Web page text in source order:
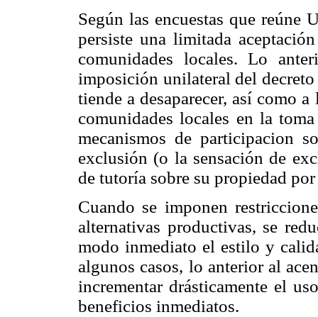
Según las encuestas que reúne
persiste una limitada
comunidades locales. Lo
imposición unilateral del
tiende a desaparecer, así como
comunidades locales en la
mecanismos de participacion
exclusión (o la sensación de
de tutoría sobre su propiedad
Cuando se imponen
alternativas productivas, se
modo inmediato el estilo y
algunos casos, lo anterior al
incrementar drásticamente el
beneficios inmediatos.